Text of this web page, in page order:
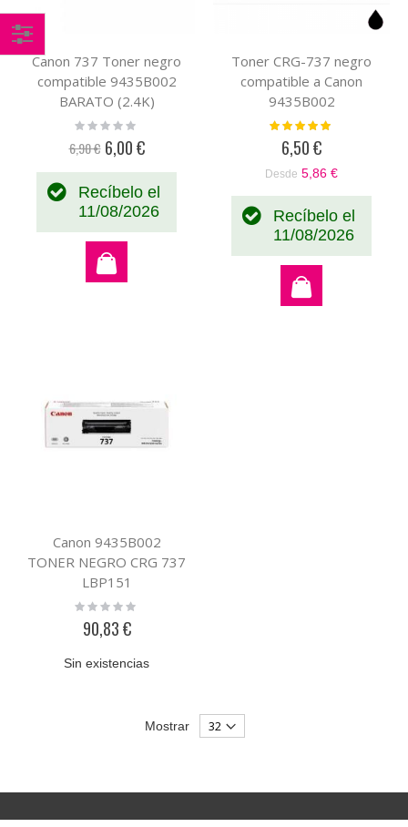
Canon 737 Toner negro
compatible 9435B002
BARATO (2.4K)
Rating:
6,90 € Precio
6,00 €
Recíbelo el
11/08/2026
Toner CRG-737 negro
compatible a Canon
9435B002
Valoración:
6,50 €
Desde 5,86 €
Recíbelo el
11/08/2026
Canon 9435B002
TONER NEGRO CRG 737
LBP151
Rating:
90,83 €
Sin existencias
Mostrar
Comprar